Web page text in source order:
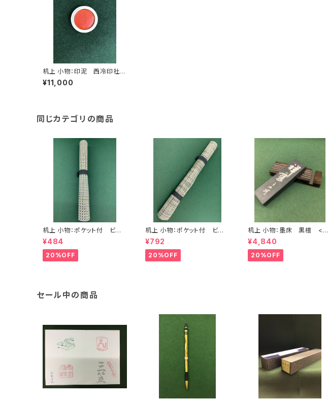
机上 小物：印泥 西冷印社製
「箭鏃」 1両装 (30g) <商品
番号1398>
¥11,000
同じカテゴリの商品
机上 小物：ポケット付 ビニ
ール筆巻(中) <商品番号13
87>
¥484
20%OFF
机上 小物：ポケット付 ビニ
ール筆巻(大) <商品番号13
88>
¥792
20%OFF
机上 小物：墨床 黒檀 <商
品番号1390>
¥4,840
20%OFF
セール中の商品